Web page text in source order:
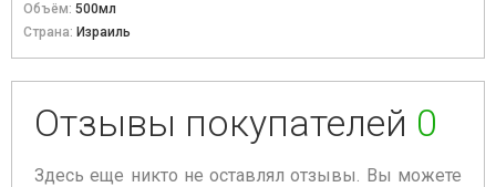
Объём: 500мл
Страна: Израиль
Отзывы покупателей 0
Здесь еще никто не оставлял отзывы. Вы можете